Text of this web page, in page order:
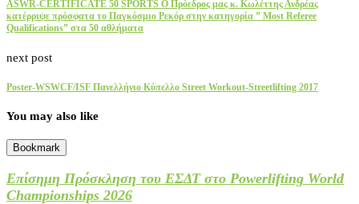
ASWR-CERTIFICATE 50 SPORTS Ο Πρόεδρος μας κ. Κωλέττης Ανδρέας
κατέρριψε πρόσφατα το Παγκόσμιο Ρεκόρ στην κατηγορία ” Most Referee
Qualifications” στα 50 αθλήματα
next post
Poster-WSWCF/ISF Πανελλήνιο Κύπελλο Street Workout-Streetlifting 2017
You may also like
Bookmark
Επίσημη Πρόσκληση του ΕΣΔΤ στο Powerlifting World
Championships 2026